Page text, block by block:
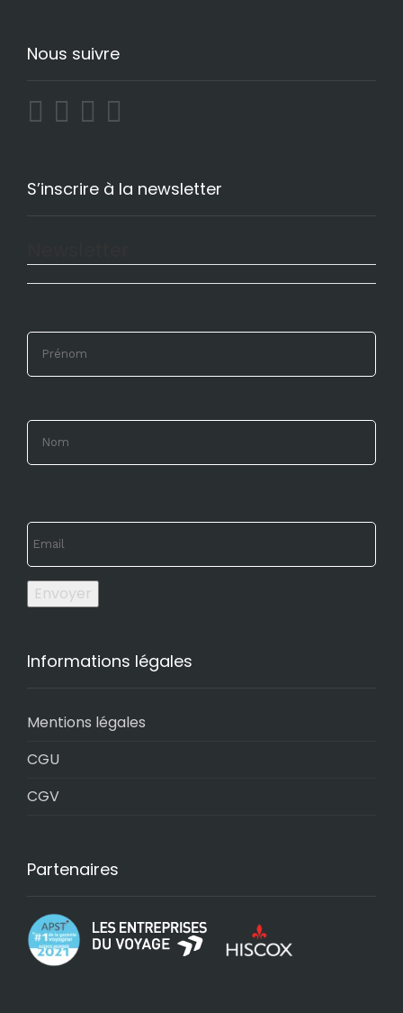
Nous suivre
S’inscrire à la newsletter
Envoyer
Informations légales
Mentions légales
CGU
CGV
Partenaires